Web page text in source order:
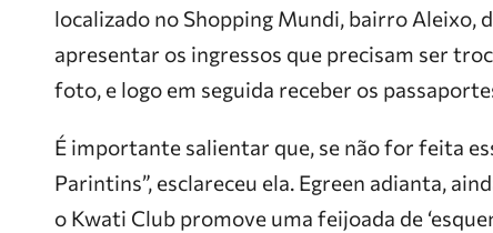
localizado no Shopping Mundi, bairro Aleixo,
apresentar os ingressos que precisam ser
foto, e logo em seguida receber os
É importante salientar que, se não for feita
Parintins”, esclareceu ela. Egreen adianta,
o Kwati Club promove uma feijoada de